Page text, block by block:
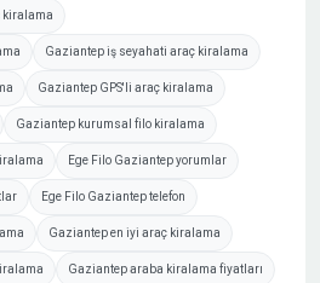
kiralama
Gaziantep iş seyahati araç kiralama
Gaziantep GPS'li araç kiralama
Gaziantep kurumsal filo kiralama
Ege Filo Gaziantep yorumlar
Ege Filo Gaziantep telefon
Gaziantep en iyi araç kiralama
Gaziantep araba kiralama fiyatları